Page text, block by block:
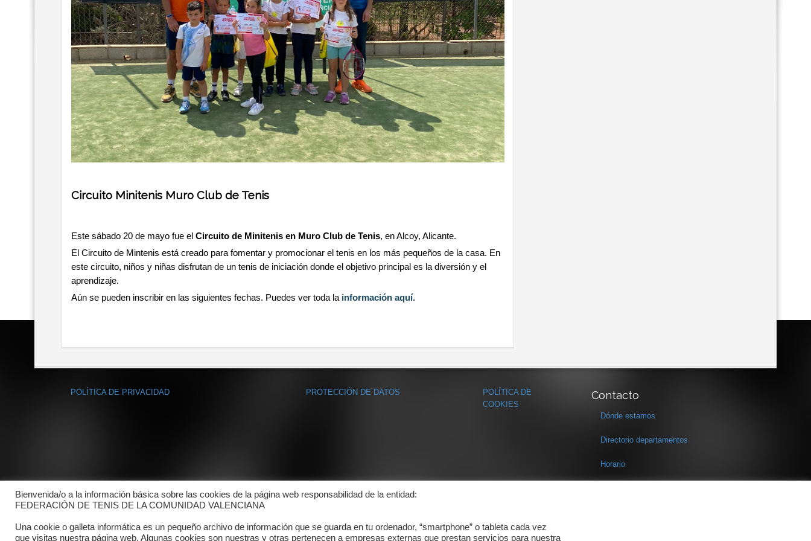
Circuito Minitenis Muro Club de Tenis
Este sábado 20 de mayo fue el Circuito de Minitenis en Muro Club de Tenis, en Alcoy, Alicante.
El Circuito de Mintenis está creado para fomentar y promocionar el tenis en los más pequeños de la casa. En
este circuito, niños y niñas disfrutan de un tenis de iniciación donde el objetivo principal es la diversión y el
aprendizaje.
Aún se pueden inscribir en las siguientes fechas. Puedes ver toda la información aquí.
POLÍTICA DE PRIVACIDAD PROTECCIÓN DE DATOS
POLÍTICA DE
COOKIES
Contacto
Dónde estamos
Directorio departamentos
Horario
Bienvenida/o a la información básica sobre las cookies de la página web responsabilidad de la entidad:
FEDERACIÓN DE TENIS DE LA COMUNIDAD VALENCIANA
Una cookie o galleta informática es un pequeño archivo de información que se guarda en tu ordenador, “smartphone” o tableta cada vez
que visitas nuestra página web. Algunas cookies son nuestras y otras pertenecen a empresas externas que prestan servicios para nuestra